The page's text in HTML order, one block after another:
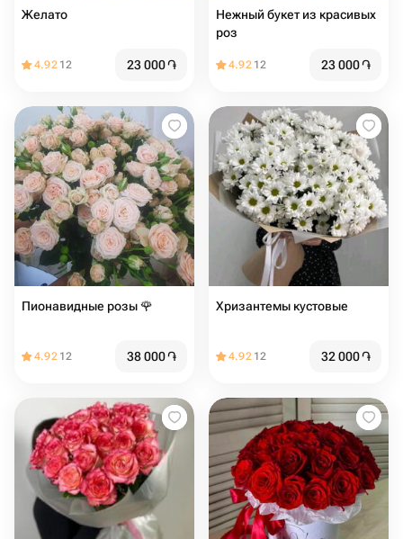
Желато
4.92 12 23 000֏
Нежный букет из красивых
роз
4.92 12 23 000֏
Пионавидные розы 🌹
4.92 12 38 000֏
Хризантемы кустовые
4.92 12 32 000֏